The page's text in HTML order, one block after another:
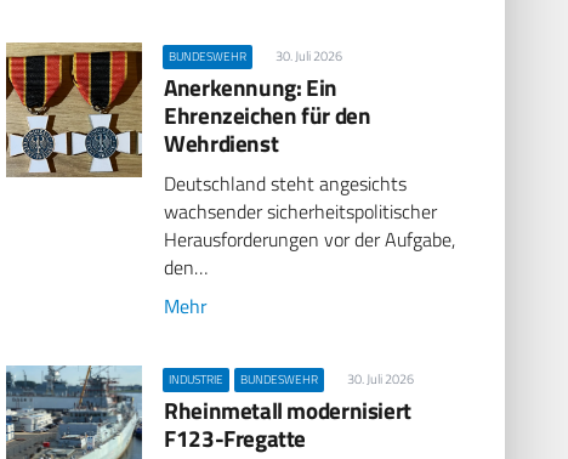
BUNDESWEHR 30. Juli 2026
Anerkennung: Ein
Ehrenzeichen für den
Wehrdienst
Deutschland steht angesichts
wachsender sicherheitspolitischer
Herausforderungen vor der Aufgabe,
den…
Mehr
INDUSTRIE BUNDESWEHR 30. Juli 2026
Rheinmetall modernisiert
F123-Fregatte